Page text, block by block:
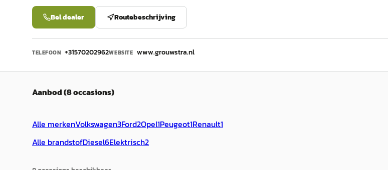
Bel dealer Routebeschrijving
TELEFOON +31570202962WEBSITE www.grouwstra.nl
Aanbod (8 occasions)
Alle merkenVolkswagen3Ford2Opel1Peugeot1Renault1
Alle brandstofDiesel6Elektrisch2